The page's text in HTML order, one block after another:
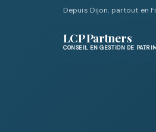
Depuis Dijon, partout en
LCP Partners
CONSEIL EN GESTION DE